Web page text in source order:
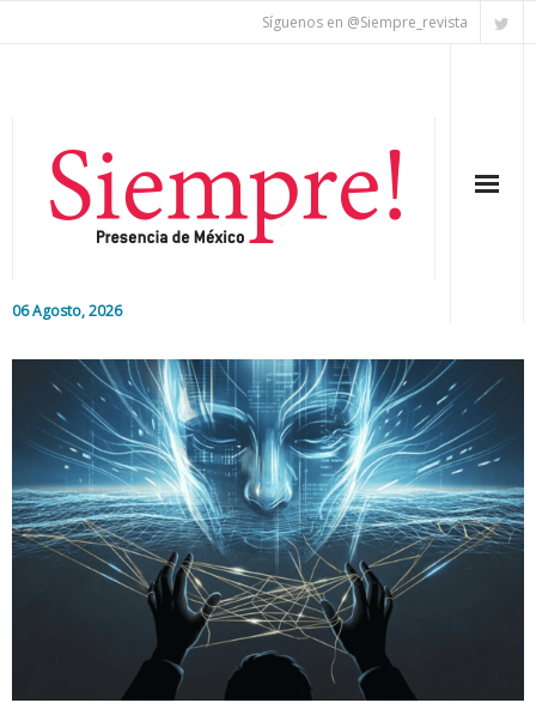
Síguenos en @Siempre_revista
06 Agosto, 2026
Editorial
Nacional
Colaboradores
Internacional